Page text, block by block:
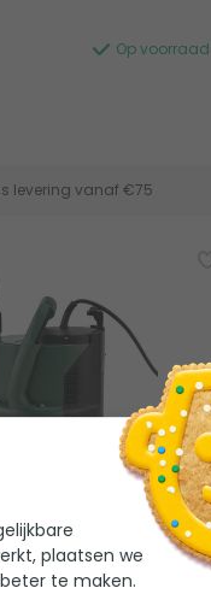
Op voorraad
levering vanaf €75
200 (met interne
plaatsen we
te maken.